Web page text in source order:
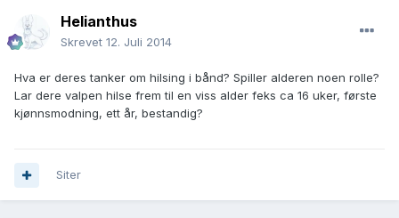
Helianthus
Skrevet 12. Juli 2014
Hva er deres tanker om hilsing i bånd? Spiller alderen noen rolle?
Lar dere valpen hilse frem til en viss alder feks ca 16 uker, første
kjønnsmodning, ett år, bestandig?
Siter